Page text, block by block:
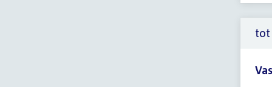
uur
tot